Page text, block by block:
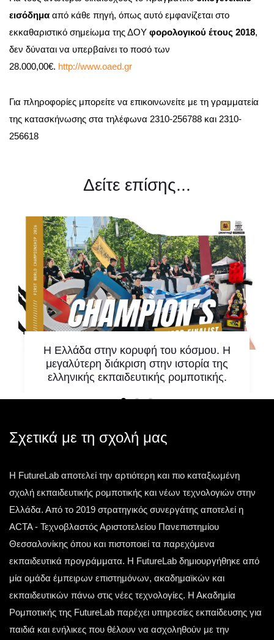
εισόδημα από κάθε πηγή, όπως αυτό εμφανίζεται στο
εκκαθαριστικό σημείωμα της ΔΟY φορολογικού έτους 2018,
δεν δύναται να υπερβαίνει το ποσό των
28.000,00€. http://www.oaed.gr
Για πληροφορίες μπορείτε να επικοινωνείτε με τη γραμματεία
της κατασκήνωσης στα τηλέφωνα 2310-256788 και 2310-
256618
Δείτε επίσης...
Η Ελλάδα στην κορυφή του κόσμου. Η
μεγαλύτερη διάκριση στην ιστορία της
ελληνικής εκπαιδευτικής ρομποτικής.
Υπάρχουν στιγμές που δεν αποτελούν απλώς
αλλάζουν την ιστορία. Μία τέτοια στιγμή έζησε η
Σχετικά με τη σχολή μας
Η FutureLab αποτελεί την αρτιότερη και πιο καταξιωμένη
σχολή εκπαιδευτικής ρομποτικής και νέων τεχνολογιών στην
Ελλάδα. Από το 2019 στρατηγικός συνεργάτης αποτελεί η
ACTA - Τεχνοβλαστός Αριστοτελείου Πανεπιστημίου
Θεσσαλονίκης όπου και πιστοποιεί τα παρεχόμενα
εκπαιδευτικά προγράμματα. Η FutureLab δημιουργήθηκε από
μία ομάδα έμπειρων επιστημόνων, ακαδημαϊκών και
εκπαιδευτικών πάνω στις νέες τεχνολογίες. Η Ακαδημία
Ρομποτικής της FutureLab παρέχει υπηρεσίες εκπαίδευσης για
παιδιά και ενήλικες που θέλουν να ασχοληθούν με την